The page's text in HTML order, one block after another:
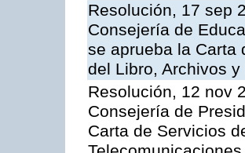
Resolución, 17 sep
Consejería de
se aprueba la Carta
del Libro, Archivos
Resolución, 12 nov
Consejería de
Carta de Servicios